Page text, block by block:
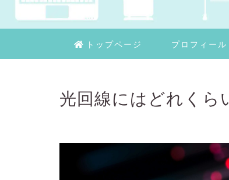
トップページ プロフィール
光回線にはどれくら